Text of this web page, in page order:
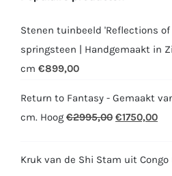
Stenen tuinbeeld 'Reflections
springsteen | Handgemaakt in
cm €899,00
Return to Fantasy - Gemaakt
cm. Hoog €2995,00
was:
€1750,00
is:
Kruk van de Shi Stam uit Congo